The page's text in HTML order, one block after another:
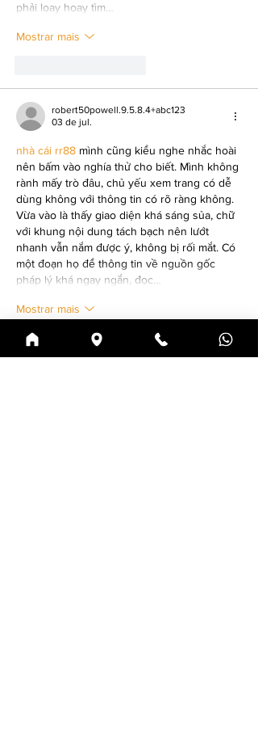
phải loay hoay tìm…
Mostrar mais
robert50powell.9.5.8.4+abc123
03 de jul.
nhà cái rr88 mình cũng kiểu nghe nhắc hoài
nên bấm vào nghía thử cho biết. Mình không
rành mấy trò đâu, chủ yếu xem trang có dễ
dùng không với thông tin có rõ ràng không.
Vừa vào là thấy giao diện khá sáng sủa, chữ
với khung nội dung tách bạch nên lướt
nhanh vẫn nắm được ý, không bị rối mắt. Có
một đoạn họ để thông tin về nguồn gốc
pháp lý khá ngay ngắn, đọc…
Mostrar mais
Responder